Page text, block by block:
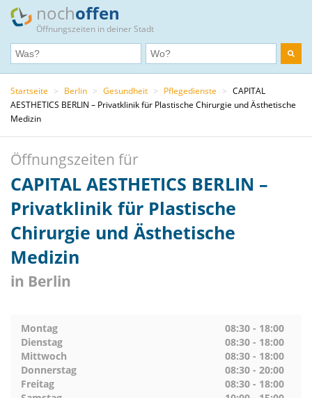
nochoffen
Öffnungszeiten in deiner Stadt
Startseite > Berlin > Gesundheit > Pflegedienste > CAPITAL
AESTHETICS BERLIN – Privatklinik für Plastische Chirurgie und Ästhetische
Medizin
Öffnungszeiten für
CAPITAL AESTHETICS BERLIN –
Privatklinik für Plastische
Chirurgie und Ästhetische
Medizin
in Berlin
Montag
08:30 - 18:00
Dienstag
08:30 - 18:00
Mittwoch
08:30 - 18:00
Donnerstag
08:30 - 20:00
Freitag
08:30 - 18:00